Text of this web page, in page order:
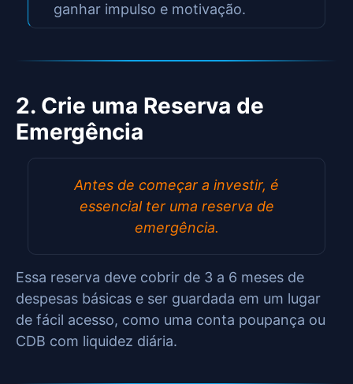
ganhar impulso e motivação.
2. Crie uma Reserva de
Emergência
Antes de começar a investir, é
essencial ter uma reserva de
emergência.
Essa reserva deve cobrir de 3 a 6 meses de
despesas básicas e ser guardada em um lugar
de fácil acesso, como uma conta poupança ou
CDB com liquidez diária.